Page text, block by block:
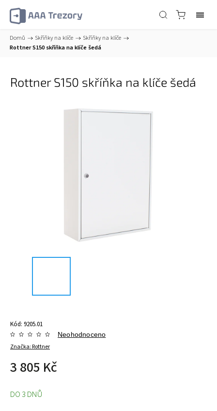
Domů / Skříňky na klíče / Skříňky na klíče /
Rottner S150 skříňka na klíče šedá
Rottner S150 skříňka na klíče šedá
Kód: 9205.01
Značka:Rottner
Neohodnoceno
3 805 Kč
DO 3 DNŮ